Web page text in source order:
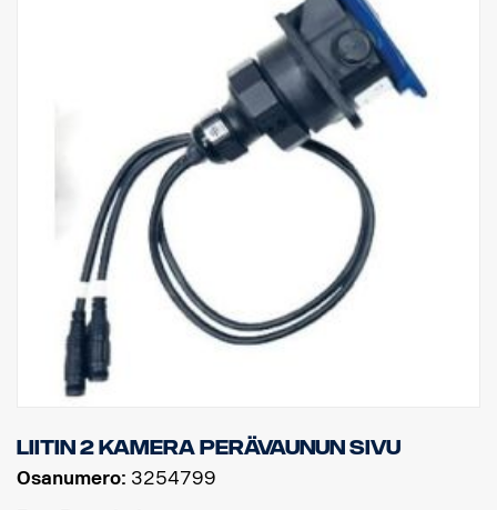
Liitin 2 kamera perävaunun sivu
Osanumero: 3254799